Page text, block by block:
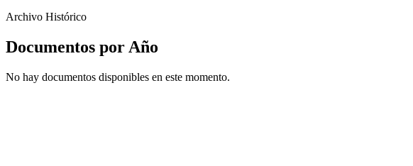
Archivo Histórico
Documentos porAño
No hay documentos disponibles en este momento.